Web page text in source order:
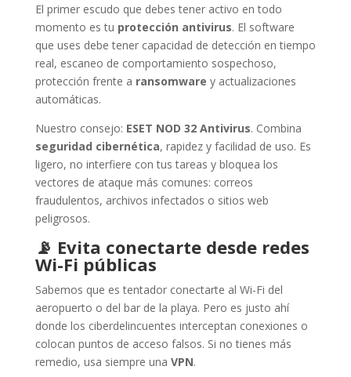
El primer escudo que debes tener activo en todo
momento es tu protección antivirus. El software
que uses debe tener capacidad de detección en tiempo
real, escaneo de comportamiento sospechoso,
protección frente a ransomware y actualizaciones
automáticas.
Nuestro consejo: ESET NOD 32 Antivirus. Combina
seguridad cibernética, rapidez y facilidad de uso. Es
ligero, no interfiere con tus tareas y bloquea los
vectores de ataque más comunes: correos
fraudulentos, archivos infectados o sitios web
peligrosos.
📡 Evita conectarte desde redes
Wi-Fi públicas
Sabemos que es tentador conectarte al Wi-Fi del
aeropuerto o del bar de la playa. Pero es justo ahí
donde los ciberdelincuentes interceptan conexiones o
colocan puntos de acceso falsos. Si no tienes más
remedio, usa siempre una VPN.